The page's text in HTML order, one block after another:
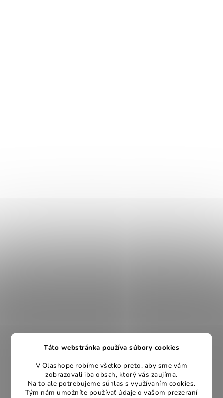
Táto webstránka používa súbory cookies
V Olashope robíme všetko preto, aby sme vám
zobrazovali iba obsah, ktorý vás zaujíma.
Na to ale potrebujeme súhlas s využívaním cookies.
Tým nám umožníte používať údaje o vašom prezeraní